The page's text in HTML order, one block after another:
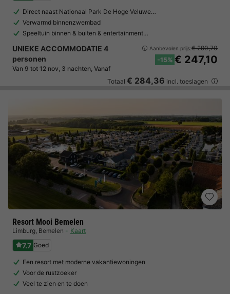
Direct naast Nationaal Park De Hoge Veluwe…
Verwarmd binnenzwembad
Speeltuin binnen & buiten & entertainment…
UNIEKE ACCOMMODATIE 4
personen
Van 9 tot 12 nov, 3 nachten, Vanaf
Aanbevolen prijs:€ 290,70
-15% € 247,10
Totaal € 284,36 incl. toeslagen
Resort Mooi Bemelen
Limburg, Bemelen Kaart
7.7 Goed
Een resort met moderne vakantiewoningen
Voor de rustzoeker
Veel te zien en te doen